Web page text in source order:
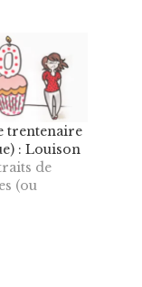
trentenaire
: Louison
de
(ou